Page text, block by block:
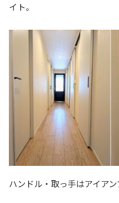
イト。
ハンドル・取っ手はアイアン